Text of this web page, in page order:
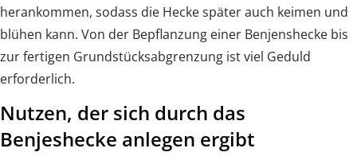
herankommen, sodass die Hecke später auch keimen und
blühen kann. Von der Bepflanzung einer Benjenshecke bis
zur fertigen Grundstücksabgrenzung ist viel Geduld
erforderlich.
Nutzen, der sich durch das
Benjeshecke anlegen ergibt